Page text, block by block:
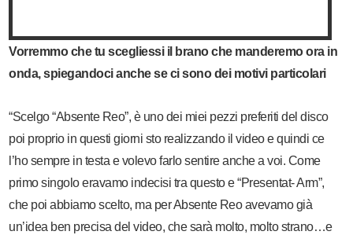
Vorremmo che tu scegliessi il brano che manderemo ora in
onda, spiegandoci anche se ci sono dei motivi particolari
“Scelgo “Absente Reo”, è uno dei miei pezzi preferiti del disco
poi proprio in questi giorni sto realizzando il video e quindi ce
l’ho sempre in testa e volevo farlo sentire anche a voi. Come
primo singolo eravamo indecisi tra questo e “Presentat- Arm”,
che poi abbiamo scelto, ma per Absente Reo avevamo già
un’idea ben precisa del video, che sarà molto, molto strano…e